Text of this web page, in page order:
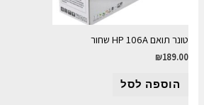
טונר תואם HP 106A שחור
₪189.00
הוספה לסל